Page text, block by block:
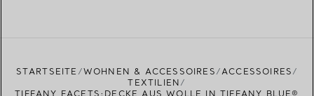
STARTSEITE WOHNEN & ACCESSOIRES
ACCESSOIRES
TEXTILIEN
TIFFANY FACETS:DECKE AUS WOLLE IN TIFFANY BLUE®